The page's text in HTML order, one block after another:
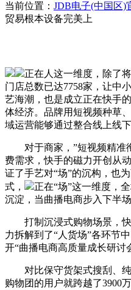
当前位置： JDB电子(中国区)
贸易根本设备完美上
正在人这一维度，除了
门店总数已达7758家，让中
艺海潮，也是成立正在快手
体经济。品牌用短视频种草
域运营能够通过整合线上线
对于商家，”短视频精准
费需求，快手的磁力开创从
证了手艺对“场”的沉构，也
式，
正在“场”这一维度，
沉淀，当曲播电商步入下半场
打制沉浸式购物场景，快
力拆解到了“人货场”各环节
开“曲播电商高质量成长研讨
对比保守货架式搜刮、纯
购物团的用户就跨越了3900